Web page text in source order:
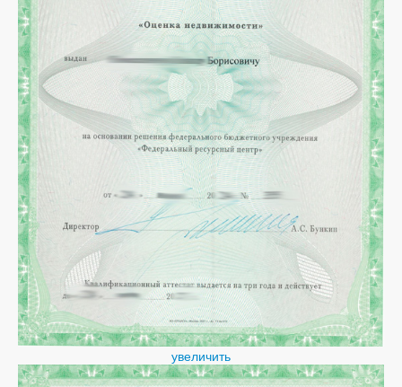
увеличить